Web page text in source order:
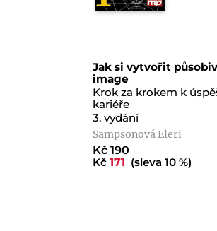
Jak si vytvořit
image
Krok za krokem k
kariéře
3. vydání
Sampsonová Eleri
Kč 190
Kč171 (sleva 10 %)